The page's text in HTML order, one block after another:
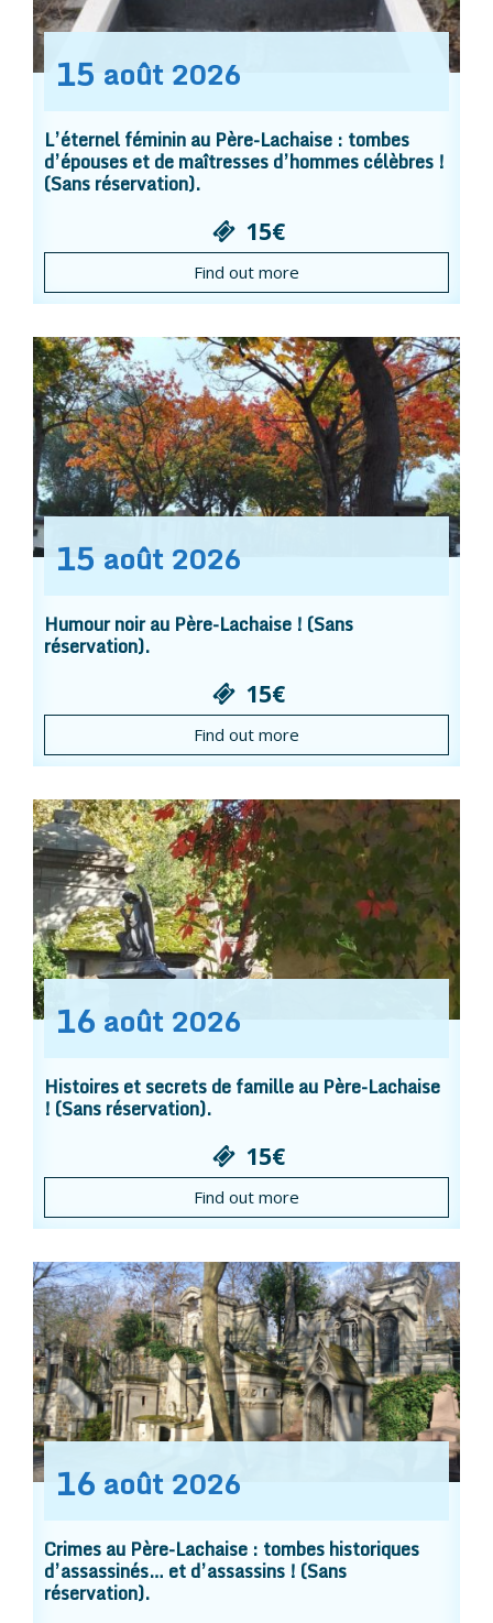
15 août 2026
L’éternel féminin au Père-Lachaise : tombes
d’épouses et de maîtresses d’hommes célèbres !
(Sans réservation).
15€
Find out more
15 août 2026
Humour noir au Père-Lachaise ! (Sans
réservation).
15€
Find out more
16 août 2026
Histoires et secrets de famille au Père-Lachaise
! (Sans réservation).
15€
Find out more
16 août 2026
Crimes au Père-Lachaise : tombes historiques
d’assassinés… et d’assassins ! (Sans
réservation).